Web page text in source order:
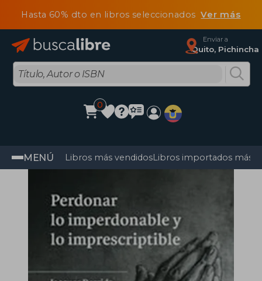
Hasta 60% dto en libros seleccionadosVer más
Enviar a
Quito, Pichincha
0
MENÚ Libros más vendidosLibros importados más